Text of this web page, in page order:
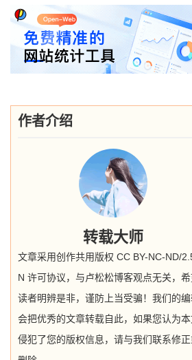
作者介绍
转载大师
文章采用创作共用版权 CC BY-NC-ND/
N 许可协议，与卢松松博客观点无关，
读者明辨是非，谨防上当受骗！我们的
会把优秀的文章转载自此，如果您认为
侵犯了您的版权信息，请与我们联系修